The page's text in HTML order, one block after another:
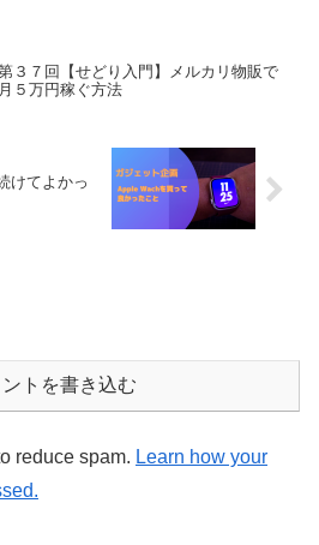
３７回【せどり入門】メルカリ物販で
月５万円稼ぐ方法
けてよかっ
ントを書き込む
reduce spam. Learn how your